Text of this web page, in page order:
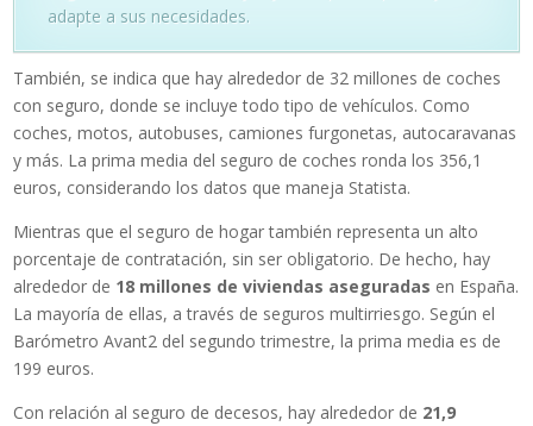
adapte a sus necesidades.
También, se indica que hay alrededor de 32 millones de coches
con seguro, donde se incluye todo tipo de vehículos. Como
coches, motos, autobuses, camiones furgonetas, autocaravanas
y más. La prima media del seguro de coches ronda los 356,1
euros, considerando los datos que maneja Statista.
Mientras que el seguro de hogar también representa un alto
porcentaje de contratación, sin ser obligatorio. De hecho, hay
alrededor de 18 millones de viviendas aseguradas en España.
La mayoría de ellas, a través de seguros multirriesgo. Según el
Barómetro Avant2 del segundo trimestre, la prima media es de
199 euros.
Con relación al seguro de decesos, hay alrededor de 21,9